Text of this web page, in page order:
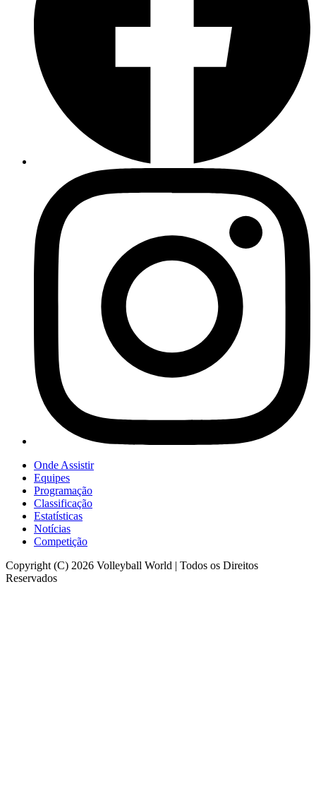
Onde Assistir
Equipes
Programação
Classificação
Estatísticas
Notícias
Competição
Copyright (C) 2026 Volleyball World | Todos os Direitos
Reservados